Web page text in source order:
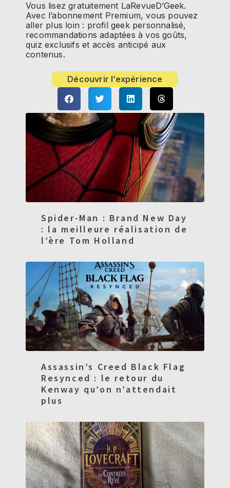
Vous lisez gratuitement LaRevueD’Geek.
Avec l’abonnement Premium, vous pouvez
aller plus loin : profil geek personnalisé,
recommandations adaptées à vos goûts,
quiz exclusifs et accès anticipé aux
contenus.
Découvrir l’expérience
Spider-Man : Brand New Day
: la meilleure réalisation de
l’ère Tom Holland
Assassin’s Creed Black Flag
Resynced : le retour du
Kenway qu’on n’attendait
plus